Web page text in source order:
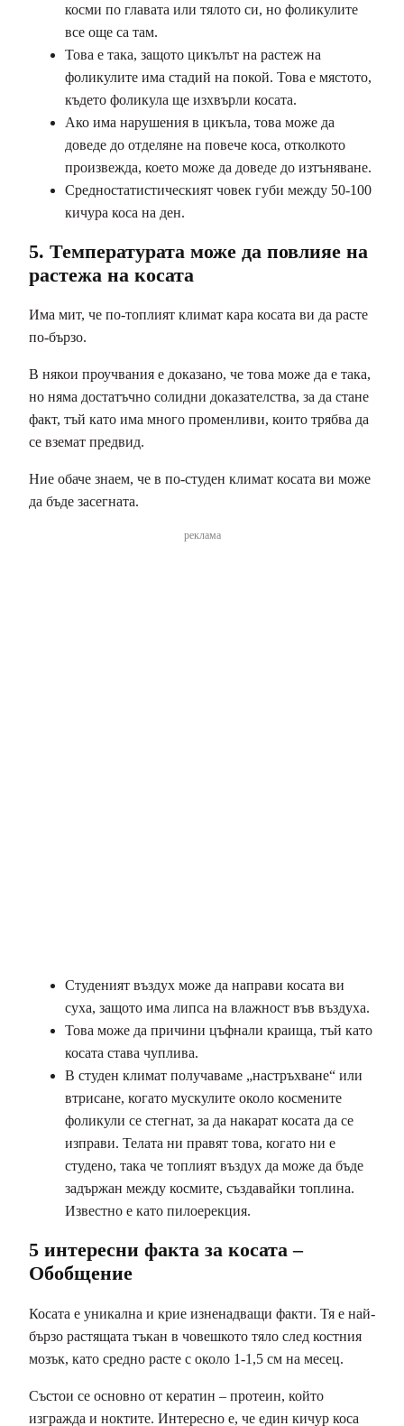
косми по главата или тялото си, но фоликулите
все още са там.
Това е така, защото цикълът на растеж на
фоликулите има стадий на покой. Това е мястото,
където фоликула ще изхвърли косата.
Ако има нарушения в цикъла, това може да
доведе до отделяне на повече коса, отколкото
произвежда, което може да доведе до изтъняване.
Средностатистическият човек губи между 50-100
кичура коса на ден.
5. Температурата може да повлияе на
растежа на косата
Има мит, че по-топлият климат кара косата ви да расте
по-бързо.
В някои проучвания е доказано, че това може да е така,
но няма достатъчно солидни доказателства, за да стане
факт, тъй като има много променливи, които трябва да
се вземат предвид.
Ние обаче знаем, че в по-студен климат косата ви може
да бъде засегната.
реклама
Студеният въздух може да направи косата ви
суха, защото има липса на влажност във въздуха.
Това може да причини цъфнали краища, тъй като
косата става чуплива.
В студен климат получаваме „настръхване“ или
втрисане, когато мускулите около космените
фоликули се стегнат, за да накарат косата да се
изправи. Телата ни правят това, когато ни е
студено, така че топлият въздух да може да бъде
задържан между космите, създавайки топлина.
Известно е като пилоерекция.
5 интересни факта за косата –
Обобщение
Косата е уникална и крие изненадващи факти. Тя е най-
бързо растящата тъкан в човешкото тяло след костния
мозък, като средно расте с около 1-1,5 см на месец.
Състои се основно от кератин – протеин, който
изгражда и ноктите. Интересно е, че един кичур коса